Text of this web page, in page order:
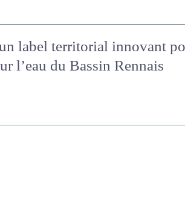
un label territorial innovant
agriculteurs pour l’eau